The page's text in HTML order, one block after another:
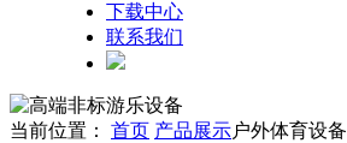
下载中心
联系我们
当前位置： 首页 产品展示户外体育设备